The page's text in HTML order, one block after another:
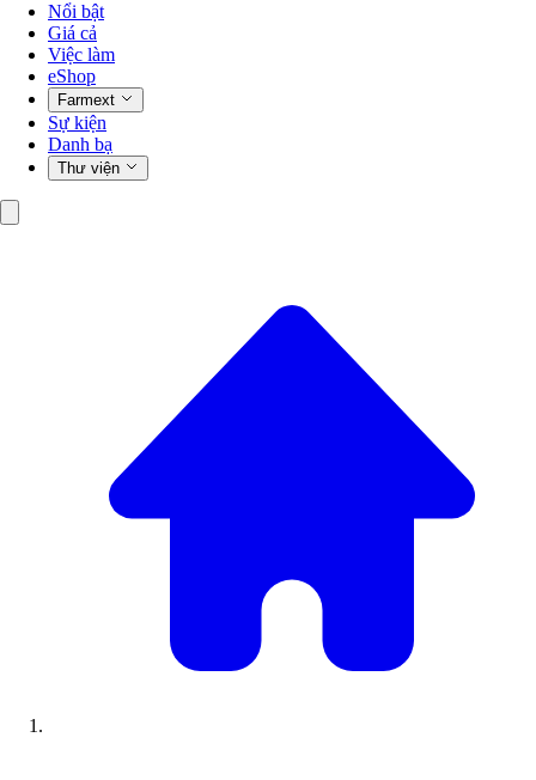
Nổi bật
Giá cả
Việc làm
eShop
Farmext
Sự kiện
Danh bạ
Thư viện